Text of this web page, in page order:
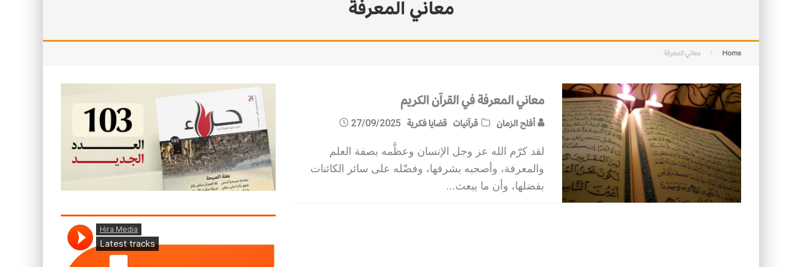
معاني المعرفة
Home معاني المعرفة
معاني المعرفة في القرآن الكريم
أفلح الزمان قرآنيات قضايا فكرية 27/09/2025
لقد كرّم الله عز وجل الإنسان وعظَّمه بصفة العلم
والمعرفة، وأصحبه بشرفها، وفضّله على سائر الكائنات
بفضلها، وأن ما يبعث...